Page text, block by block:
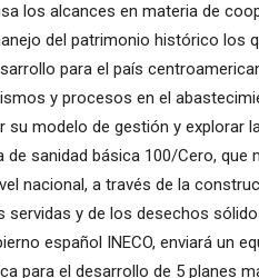
los alcances en materia de
del patrimonio histórico los
para el país
y procesos en el
su modelo de gestión y explorar
sanidad básica 100/Cero, que
nacional, a través de la
servidas y de los desechos
español INECO, enviará un
para el desarrollo de 5 planes